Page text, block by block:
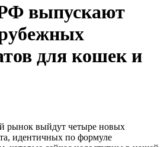
выпускают
для кошек и
рынок выйдут четыре новых
идентичных по формуле